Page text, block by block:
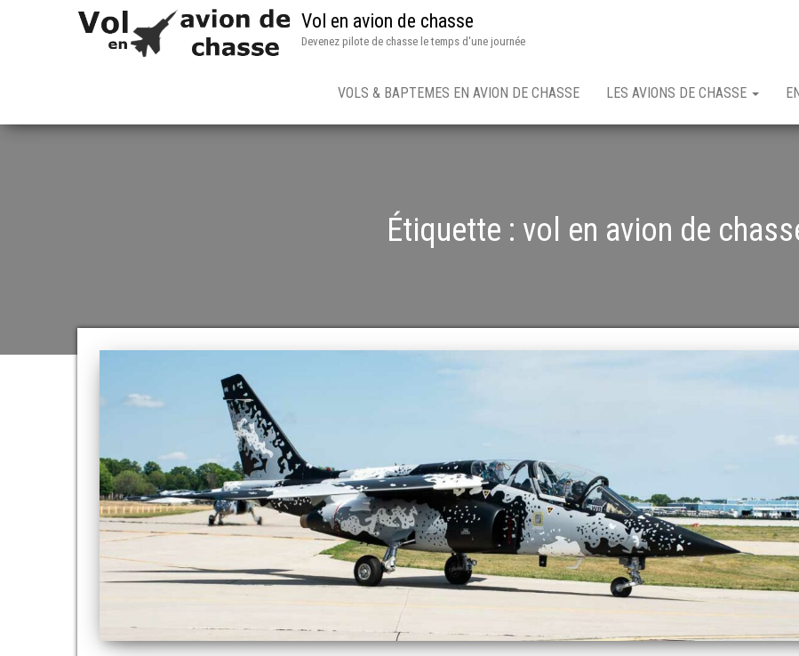
Vol en avion de chasse
Devenez pilote de chasse le temps d'une journée
VOLS & BAPTEMES EN AVION DE CHASSE LES AVIONS DE CHASSE
Étiquette : vol en avion de